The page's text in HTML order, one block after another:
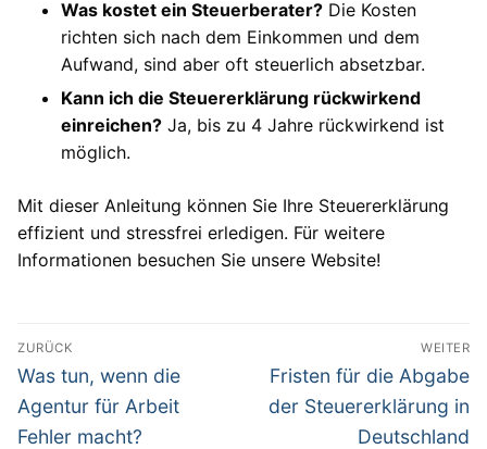
Was kostet ein Steuerberater? Die Kosten
richten sich nach dem Einkommen und dem
Aufwand, sind aber oft steuerlich absetzbar.
Kann ich die Steuererklärung rückwirkend
einreichen? Ja, bis zu 4 Jahre rückwirkend ist
möglich.
Mit dieser Anleitung können Sie Ihre Steuererklärung
effizient und stressfrei erledigen. Für weitere
Informationen besuchen Sie unsere Website!
Beitragsnavigation
ZURÜCK
Vorheriger
Beitrag:
Was tun, wenn die
Agentur für Arbeit
Fehler macht?
WEITER
Nächster
Beitrag:
Fristen für die Abgabe
der Steuererklärung in
Deutschland